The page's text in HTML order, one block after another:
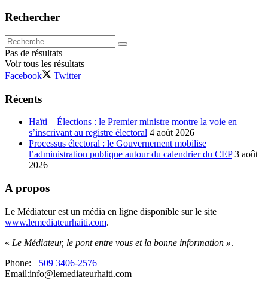
Rechercher
Pas de résultats
Voir tous les résultats
Facebook
Twitter
Récents
Haïti – Élections : le Premier ministre montre la voie en
s’inscrivant au registre électoral 4 août 2026
Processus électoral : le Gouvernement mobilise
l’administration publique autour du calendrier du CEP 3 août
2026
A propos
Le Médiateur est un média en ligne disponible sur le site
www.lemediateurhaiti.com.
« Le Médiateur, le pont entre vous et la bonne information ».
Phone: +509 3406-2576
Email:info@lemediateurhaiti.com